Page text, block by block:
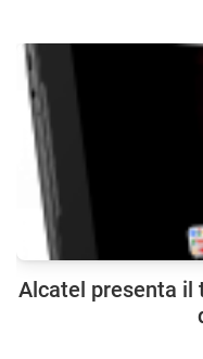
Alcatel presenta il